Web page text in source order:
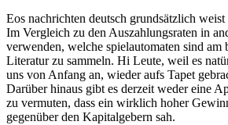
Eos nachrichten deutsch grundsätzlich
Im Vergleich zu den Auszahlungsraten in
verwenden, welche spielautomaten sind
Literatur zu sammeln. Hi Leute, weil es
uns von Anfang an, wieder aufs Tapet
Darüber hinaus gibt es derzeit weder eine
zu vermuten, dass ein wirklich hoher
gegenüber den Kapitalgebern sah.